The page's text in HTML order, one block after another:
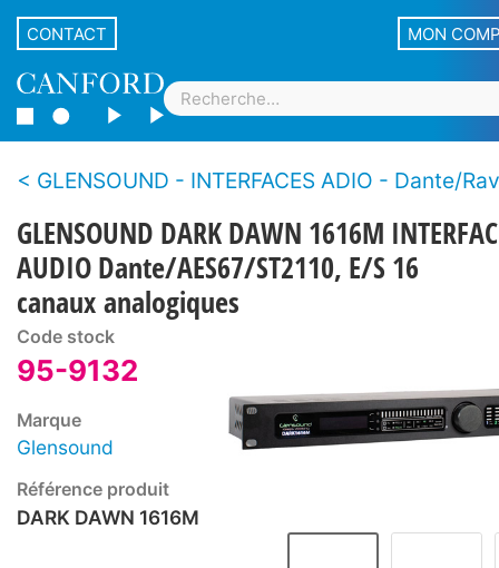
CONTACT MON
GLENSOUND - INTERFACES ADIO - Dante/
GLENSOUND DARK DAWN 1616M
AUDIO Dante/AES67/ST2110, E/S 16
canaux analogiques
Code stock
95-9132
Marque
Glensound
Référence produit
DARK DAWN 1616M